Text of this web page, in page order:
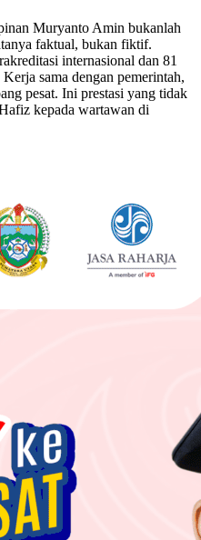
Muryanto Amin bukanlah
faktual, bukan fiktif.
internasional dan 81
sama dengan pemerintah,
pesat. Ini prestasi yang tidak
kepada wartawan di